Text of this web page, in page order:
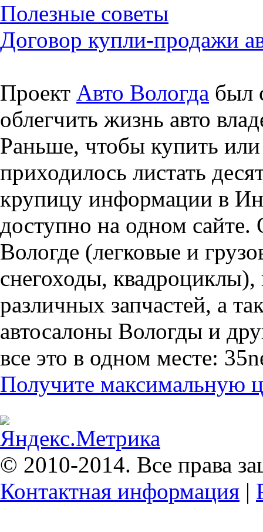
Полезные советы
Договор купли-продажи
Проект Авто Вологда был
облегчить жизнь авто
Раньше, чтобы купить или
приходилось листать
крупицу информации в
доступно на одном сайте.
Вологде (легковые и
снегоходы,
различных запчастей, а
автосалоны Вологды и
все это в одном месте:
Получите максимальную
© 2010-2014. Все права
Контактная информация |